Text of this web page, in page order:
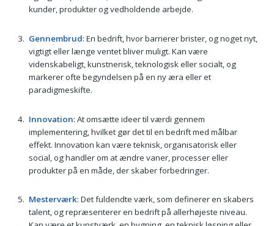
kunder, produkter og vedholdende arbejde.
Gennembrud: En bedrift, hvor barrierer brister, og noget nyt,
vigtigt eller længe ventet bliver muligt. Kan være
videnskabeligt, kunstnerisk, teknologisk eller socialt, og
markerer ofte begyndelsen på en ny æra eller et
paradigmeskifte.
Innovation: At omsætte ideer til værdi gennem
implementering, hvilket gør det til en bedrift med målbar
effekt. Innovation kan være teknisk, organisatorisk eller
social, og handler om at ændre vaner, processer eller
produkter på en måde, der skaber forbedringer.
Mesterværk: Det fuldendte værk, som definerer en skabers
talent, og repræsenterer en bedrift på allerhøjeste niveau.